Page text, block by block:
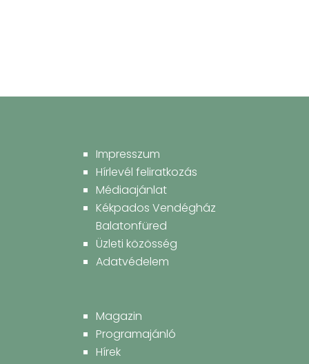
Impresszum
Hírlevél feliratkozás
Médiaajánlat
Kékpados Vendégház
Balatonfüred
Üzleti közösség
Adatvédelem
Magazin
Programajánló
Hírek